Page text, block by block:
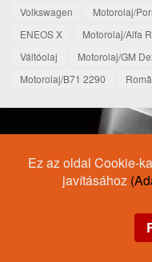
Volkswagen
Motorolaj/
ENEOS X
Motorolaj/Alfa
Váltóolaj
Motorolaj/GM
Motorolaj/B71 2290
Ez az oldal Cookie-
javításához